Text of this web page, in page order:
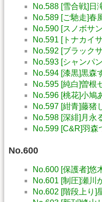
No.588 [雪合戦]日
No.589 [ご馳走]春
No.590 [スノボサ
No.591 [トナカイ
No.592 [ブラック
No.593 [シャンパ
No.594 [漆黒]黒森
No.595 [純白]曽根
No.596 [桃花]小鳩
No.597 [紺青]藤猪
No.598 [深緋]月永
No.599 [C&R]羽森
No.600
No.600 [保護者]悠
No.601 [制圧]瀬川
No.602 [階段上り]